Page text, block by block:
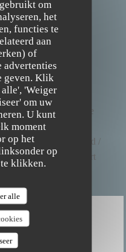
om
het
functies te
aan
of
advertenties
geven. Klik
'Weiger
om uw
U kunt
moment
op het
op
klikken.
alle
vers product
ET FAIT MAISON,
restaurant
Geblokkeerde
contact, Eurocard /
geld, Visa, Debetkaart
Kitchen